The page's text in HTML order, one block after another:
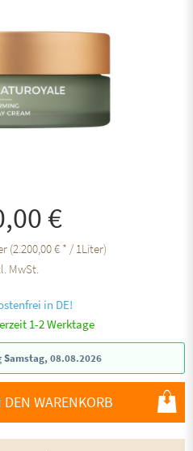
€
(2.200,00 € * / 1Liter)
MwSt.
in DE!
1-2 Werktage
Samstag, 08.08.2026
DEN WARENKORB